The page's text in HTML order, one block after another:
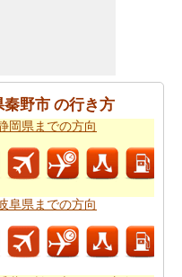
ックしてください。日
岡県までの自分がより
役立ちます。
。日本、神奈川県秦野
たは飛ぶことができま
秦野市から日本、静岡
下さい。
ポイントとあなたの旅
野市 の行き方
岡県までの方向
阜県までの方向